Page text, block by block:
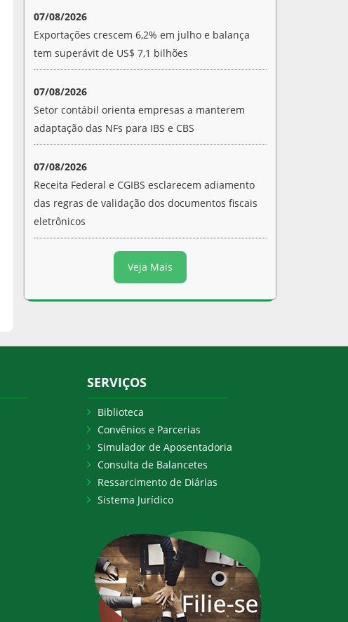
07/08/2026
Exportações crescem 6,2% em julho e balança
tem superávit de US$ 7,1 bilhões
07/08/2026
Setor contábil orienta empresas a manterem
adaptação das NFs para IBS e CBS
07/08/2026
Receita Federal e CGIBS esclarecem adiamento
das regras de validação dos documentos fiscais
eletrônicos
Veja Mais
SERVIÇOS
Biblioteca
Convênios e Parcerias
Simulador de Aposentadoria
Consulta de Balancetes
Ressarcimento de Diárias
Sistema Jurídico